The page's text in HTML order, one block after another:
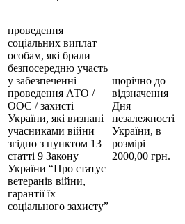
проведення
соціальних виплат
особам, які брали
безпосередню участь
у забезпеченні
проведення АТО /
ООС / захисті
України, які визнані
учасниками війни
згідно з пунктом 13
статті 9 Закону
України “Про статус
ветеранів війни,
гарантії їх
соціального захисту”
щорічно до
відзначення
Дня
незалежності
України, в
розмірі
2000,00 грн.